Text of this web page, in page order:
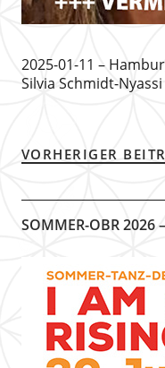
2025-01-11 –
Silvia Schmidt-
VORHERIGER
SOMMER-OBR 2026